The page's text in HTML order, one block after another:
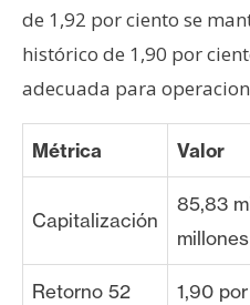
de 1,92 por ciento se
histórico de 1,90 por
adecuada para
Métrica Valor
Capitalización
85,83
Retorno 52 1,90 por